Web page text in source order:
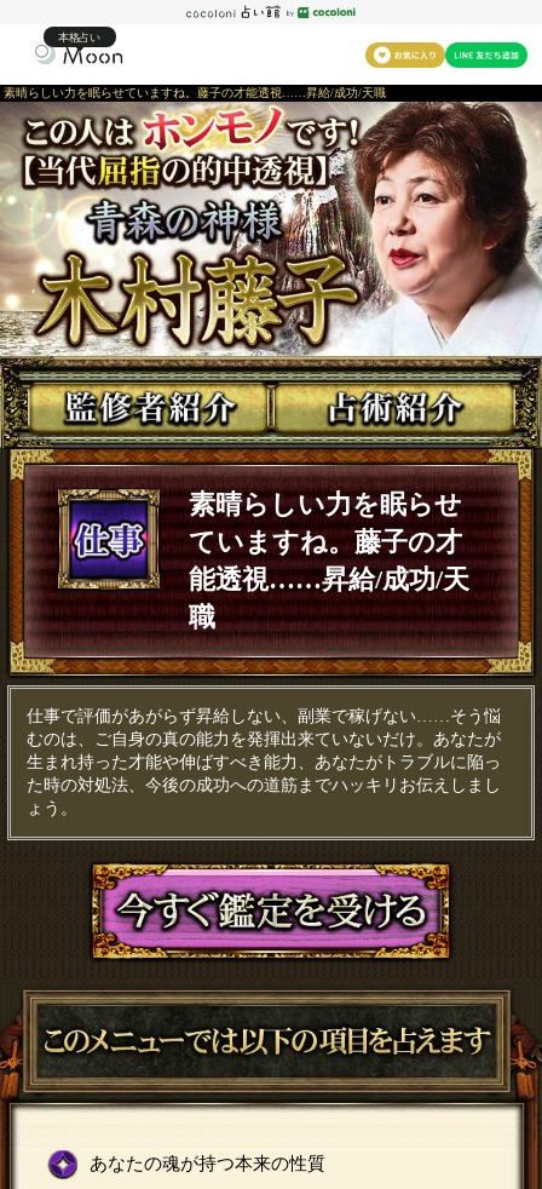
本格占い
素晴らしい力を眠らせていますね。藤子の才能透視……昇給/成功/天職
素晴らしい力を眠らせ
ていますね。藤子の才
能透視……昇給/成功/天
職
仕事で評価があがらず昇給しない、副業で稼げない……そう悩
むのは、ご自身の真の能力を発揮出来ていないだけ。あなたが
生まれ持った才能や伸ばすべき能力、あなたがトラブルに陥っ
た時の対処法、今後の成功への道筋までハッキリお伝えしまし
ょう。
あなたの魂が持つ本来の性質